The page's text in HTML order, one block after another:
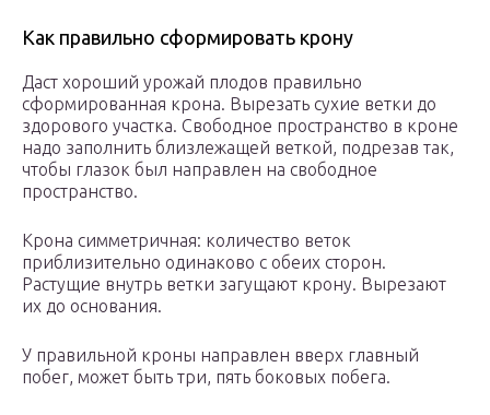
Как правильно сформировать крону
Даст хороший урожай плодов правильно
сформированная крона. Вырезать сухие ветки до
здорового участка. Свободное пространство в кроне
надо заполнить близлежащей веткой, подрезав так,
чтобы глазок был направлен на свободное
пространство.
Крона симметричная: количество веток
приблизительно одинаково с обеих сторон.
Растущие внутрь ветки загущают крону. Вырезают
их до основания.
У правильной кроны направлен вверх главный
побег, может быть три, пять боковых побега.